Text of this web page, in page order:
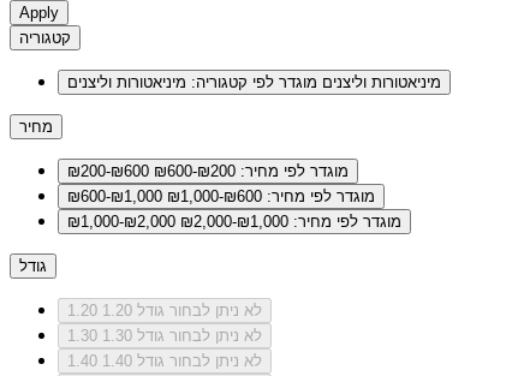
Apply
קטגוריה
מיניאטורות וליצנים מוגדר לפי קטגוריה: מיניאטורות וליצנים
מחיר
₪200-₪600
מוגדר לפי מחיר: ₪200-₪600
₪600-₪1,000
מוגדר לפי מחיר: ₪600-₪1,000
₪1,000-₪2,000
מוגדר לפי מחיר: ₪1,000-₪2,000
גודל
1.20
לא ניתן לבחור גודל 1.20
1.30
לא ניתן לבחור גודל 1.30
1.40
לא ניתן לבחור גודל 1.40